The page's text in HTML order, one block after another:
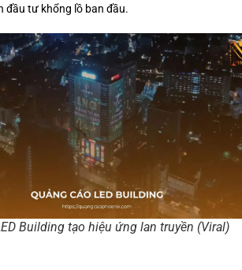
đầu tư khổng lồ ban đầu.
Building tạo hiệu ứng lan truyền (Viral)